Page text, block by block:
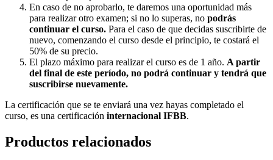
En caso de no aprobarlo, te daremos una oportunidad más
para realizar otro examen; si no lo superas, no podrás
continuar el curso. Para el caso de que decidas suscribirte de
nuevo, comenzando el curso desde el principio, te costará el
50% de su precio.
El plazo máximo para realizar el curso es de 1 año. A partir
del final de este período, no podrá continuar y tendrá que
suscribirse nuevamente.
La certificación que se te enviará una vez hayas completado el
curso, es una certificación internacional IFBB.
Productos relacionados